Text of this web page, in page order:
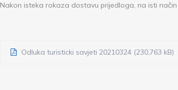
Nakon isteka rokaza dostavu prijedloga, na isti
Odluka turisticki savjeti 20210324 (230,763 kB)